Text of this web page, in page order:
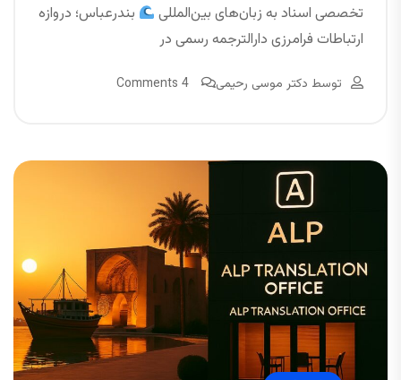
تخصصی اسناد به زبان‌های بین‌المللی
بندرعباس؛ دروازه
ارتباطات فرامرزی دارالترجمه رسمی در
توسط دکتر موسی رحیمی 4 Comments